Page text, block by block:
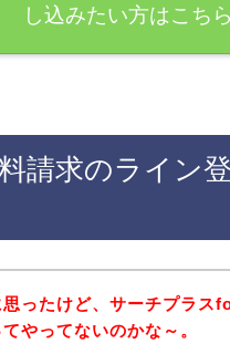
し込みたい方はこちら
請求のライン
ったけど、サーチプラス
やってないのかな～。